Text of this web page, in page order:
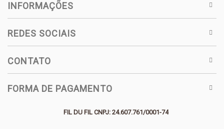
INFORMAÇÕES
REDES SOCIAIS
CONTATO
FORMA DE PAGAMENTO
FIL DU FIL CNPJ: 24.607.761/0001-74